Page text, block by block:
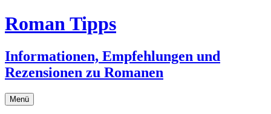
Zum
Inhalt
Roman Tipps
Informationen, Empfehlungen und
Rezensionen zu Romanen
Menü